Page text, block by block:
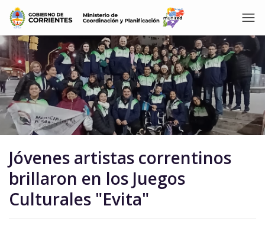
Jóvenes artistas correntinos
brillaron en los Juegos
Culturales "Evita"